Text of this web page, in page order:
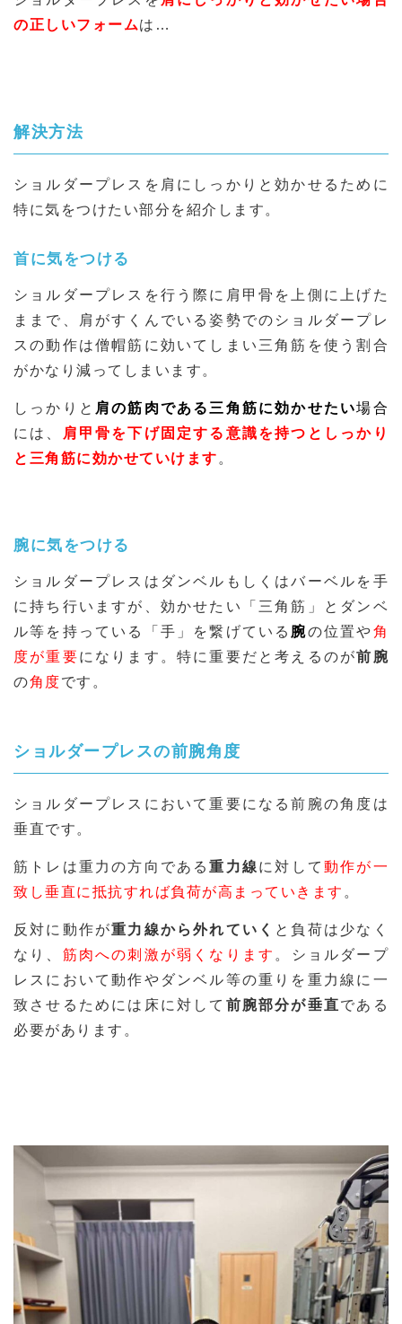
の正しいフォームは…
解決方法
ショルダープレスを肩にしっかりと効かせるために
特に気をつけたい部分を紹介します。
首に気をつける
ショルダープレスを行う際に肩甲骨を上側に上げた
ままで、肩がすくんでいる姿勢でのショルダープレ
スの動作は僧帽筋に効いてしまい三角筋を使う割合
がかなり減ってしまいます。
しっかりと 肩の筋肉である三角筋に効かせたい場合
には、
肩甲骨を下げ固定する意識を持つとしっかり
と三角筋に効かせていけます 。
腕に気をつける
ショルダープレスはダンベルもしくはバーベルを手
に持ち行いますが、効かせたい「三角筋」とダンベ
ル等を持っている「手」を繋げている 腕の位置や角
度が重要になります。特に重要だと考えるのが前腕
の角度です。
ショルダープレスの前腕角度
ショルダープレスにおいて重要になる前腕の角度は
垂直です。
筋トレは重力の方向である重力線に対して 動作が一
致し垂直に抵抗すれば負荷が高まっていきます 。
反対に動作が重力線から外れていく と負荷は少なく
なり、 筋肉への刺激が弱くなります 。ショルダープ
レスにおいて動作やダンベル等の重りを重力線に一
致させるためには床に対して 前腕部分が垂直である
必要があります。